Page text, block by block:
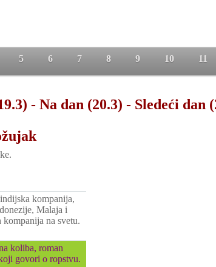
5 6 7 8 9 10 11
- Na dan (20.3) - Sledeći dan
kompanija,
Malaja i
na svetu.
koliba, roman
govori o ropstvu.